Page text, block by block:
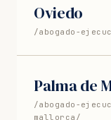
Oviedo
/abogado-
Palma de
/abogado-
mallorca/